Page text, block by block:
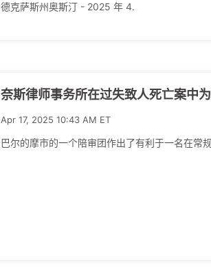
德克萨斯州奥斯汀 - 2025 年 4.
奈斯律师事务所在过失致人死亡案中
Apr 17, 2025 10:43 AM ET
巴尔的摩市的一个陪审团作出了有利于一名在